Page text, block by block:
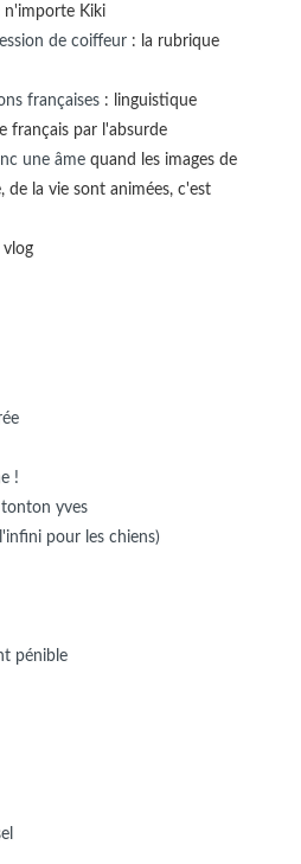
n'importe Kiki
de coiffeur: la rubrique
françaises: linguistique
français par l'absurde
une âmequand les images de
de la vie sont animées, c'est
!
tonton yves
pour les chiens)
pénible